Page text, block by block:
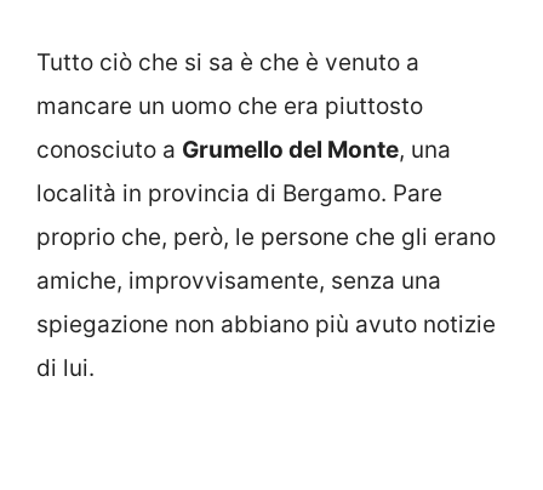
Tutto ciò che si sa è che è venuto a
mancare un uomo che era piuttosto
conosciuto a Grumello del Monte, una
località in provincia di Bergamo. Pare
proprio che, però, le persone che gli erano
amiche, improvvisamente, senza una
spiegazione non abbiano più avuto notizie
di lui.